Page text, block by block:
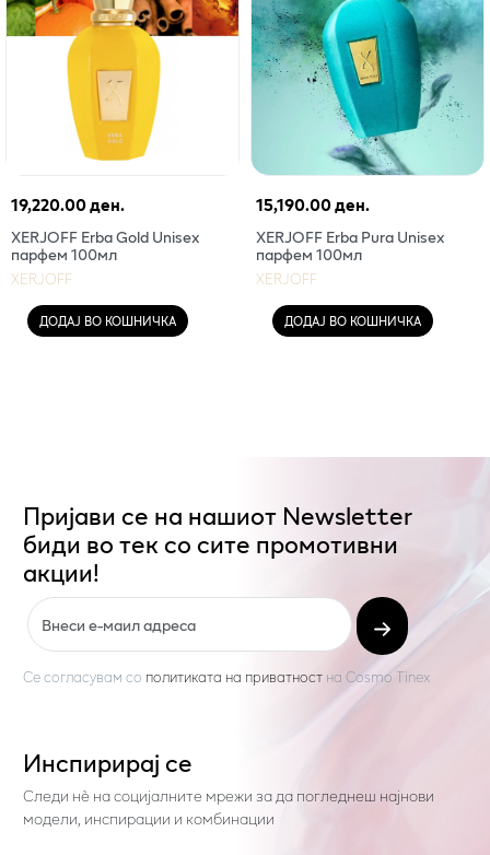
19,220.00 ден.
XERJOFF Erba Gold Unisex
парфем 100мл
XERJOFF
ДОДАЈ ВО КОШНИЧКА
15,190.00 ден.
XERJOFF Erba Pura Unisex
парфем 100мл
XERJOFF
ДОДАЈ ВО КОШНИЧКА
Пријави се на нашиот Newsletter
биди во тек со сите промотивни
акции!
Се согласувам со политиката на приватност на Cosmo Tinex
Инспирирај се
Следи нѐ на социјалните мрежи за да погледнеш најнови
модели, инспирации и комбинации